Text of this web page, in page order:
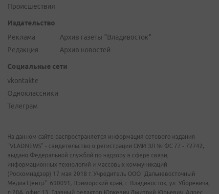
Происшествия
Издательство
Реклама
Редакция
Архив газеты "Владивосток"
Архив новостей
Социальные сети
vkontakte
Одноклассники
Телеграм
На данном сайте распространяется информация сетевого издания
"VLADNEWS" - свидетельство о регистрации СМИ ЭЛ № ФС 77 - 72742,
выдано Федеральной службой по надзору в сфере связи,
информационных технологий и массовых коммуникаций
(Роскомнадзор) 17 мая 2018 г. Учредитель ООО "Дальневосточный
Медиа Центр". 690091, Приморский край, г. Владивосток, ул. Уборевича,
д.20А, офис 13. Главный редактор Юркевич Дмитрий Юрьевич. Адрес